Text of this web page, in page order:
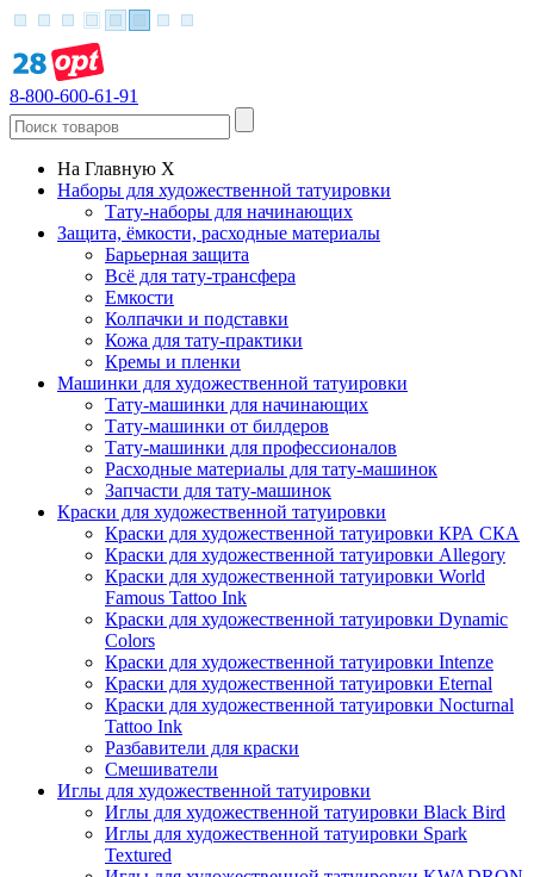
8-800-600-61-91
На Главную X
Наборы для художественной татуировки
Тату-наборы для начинающих
Защита, ёмкости, расходные материалы
Барьерная защита
Всё для тату-трансфера
Емкости
Колпачки и подставки
Кожа для тату-практики
Кремы и пленки
Машинки для художественной татуировки
Тату-машинки для начинающих
Тату-машинки от билдеров
Тату-машинки для профессионалов
Расходные материалы для тату-машинок
Запчасти для тату-машинок
Краски для художественной татуировки
Краски для художественной татуировки КРА СКА
Краски для художественной татуировки Allegory
Краски для художественной татуировки World
Famous Tattoo Ink
Краски для художественной татуировки Dynamic
Colors
Краски для художественной татуировки Intenze
Краски для художественной татуировки Eternal
Краски для художественной татуировки Nocturnal
Tattoo Ink
Разбавители для краски
Смешиватели
Иглы для художественной татуировки
Иглы для художественной татуировки Black Bird
Иглы для художественной татуировки Spark
Textured